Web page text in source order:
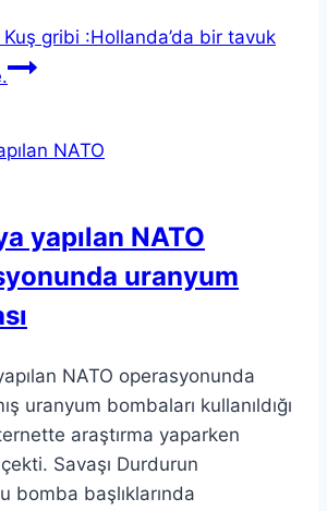
Kuş gribi :Hollanda’da bir tavuk
yapılan NATO
uranyum
NATO operasyonunda
uranyum bombaları kullanıldığı
araştırma yaparken
Savaşı Durdurun
bomba başlıklarında